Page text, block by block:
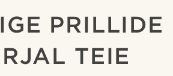
PRILLIDE
TEIE